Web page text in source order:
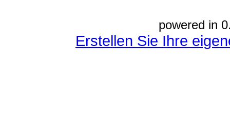
powered in
Erstellen Sie Ihre